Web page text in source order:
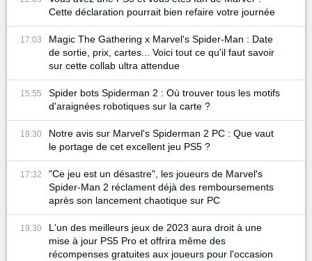
Cette déclaration pourrait bien refaire votre journée
17:03
Magic The Gathering x Marvel's Spider-Man : Date
de sortie, prix, cartes... Voici tout ce qu'il faut savoir
sur cette collab ultra attendue
15:55
Spider bots Spiderman 2 : Où trouver tous les motifs
d'araignées robotiques sur la carte ?
19:30
Notre avis sur Marvel's Spiderman 2 PC : Que vaut
le portage de cet excellent jeu PS5 ?
17:32
"Ce jeu est un désastre", les joueurs de Marvel's
Spider-Man 2 réclament déjà des remboursements
après son lancement chaotique sur PC
19:30
L'un des meilleurs jeux de 2023 aura droit à une
mise à jour PS5 Pro et offrira même des
récompenses gratuites aux joueurs pour l'occasion